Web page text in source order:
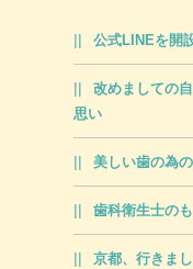
公式LINEを開
改めましての
思い
美しい歯の為
歯科衛生士の
京都、行きま